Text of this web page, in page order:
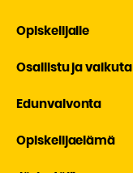
Opiskelijalle
Osallistu ja vaikuta
Edunvalvonta
Opiskelijaelämä